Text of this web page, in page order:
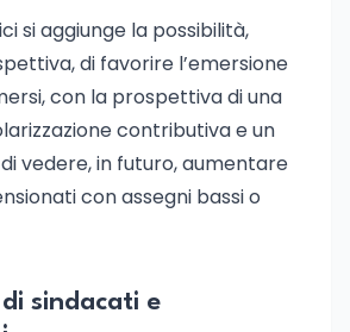
si aggiunge la possibilità,
di favorire l’emersione
con la prospettiva di una
contributiva e un
vedere, in futuro, aumentare
con assegni bassi o
sindacati e